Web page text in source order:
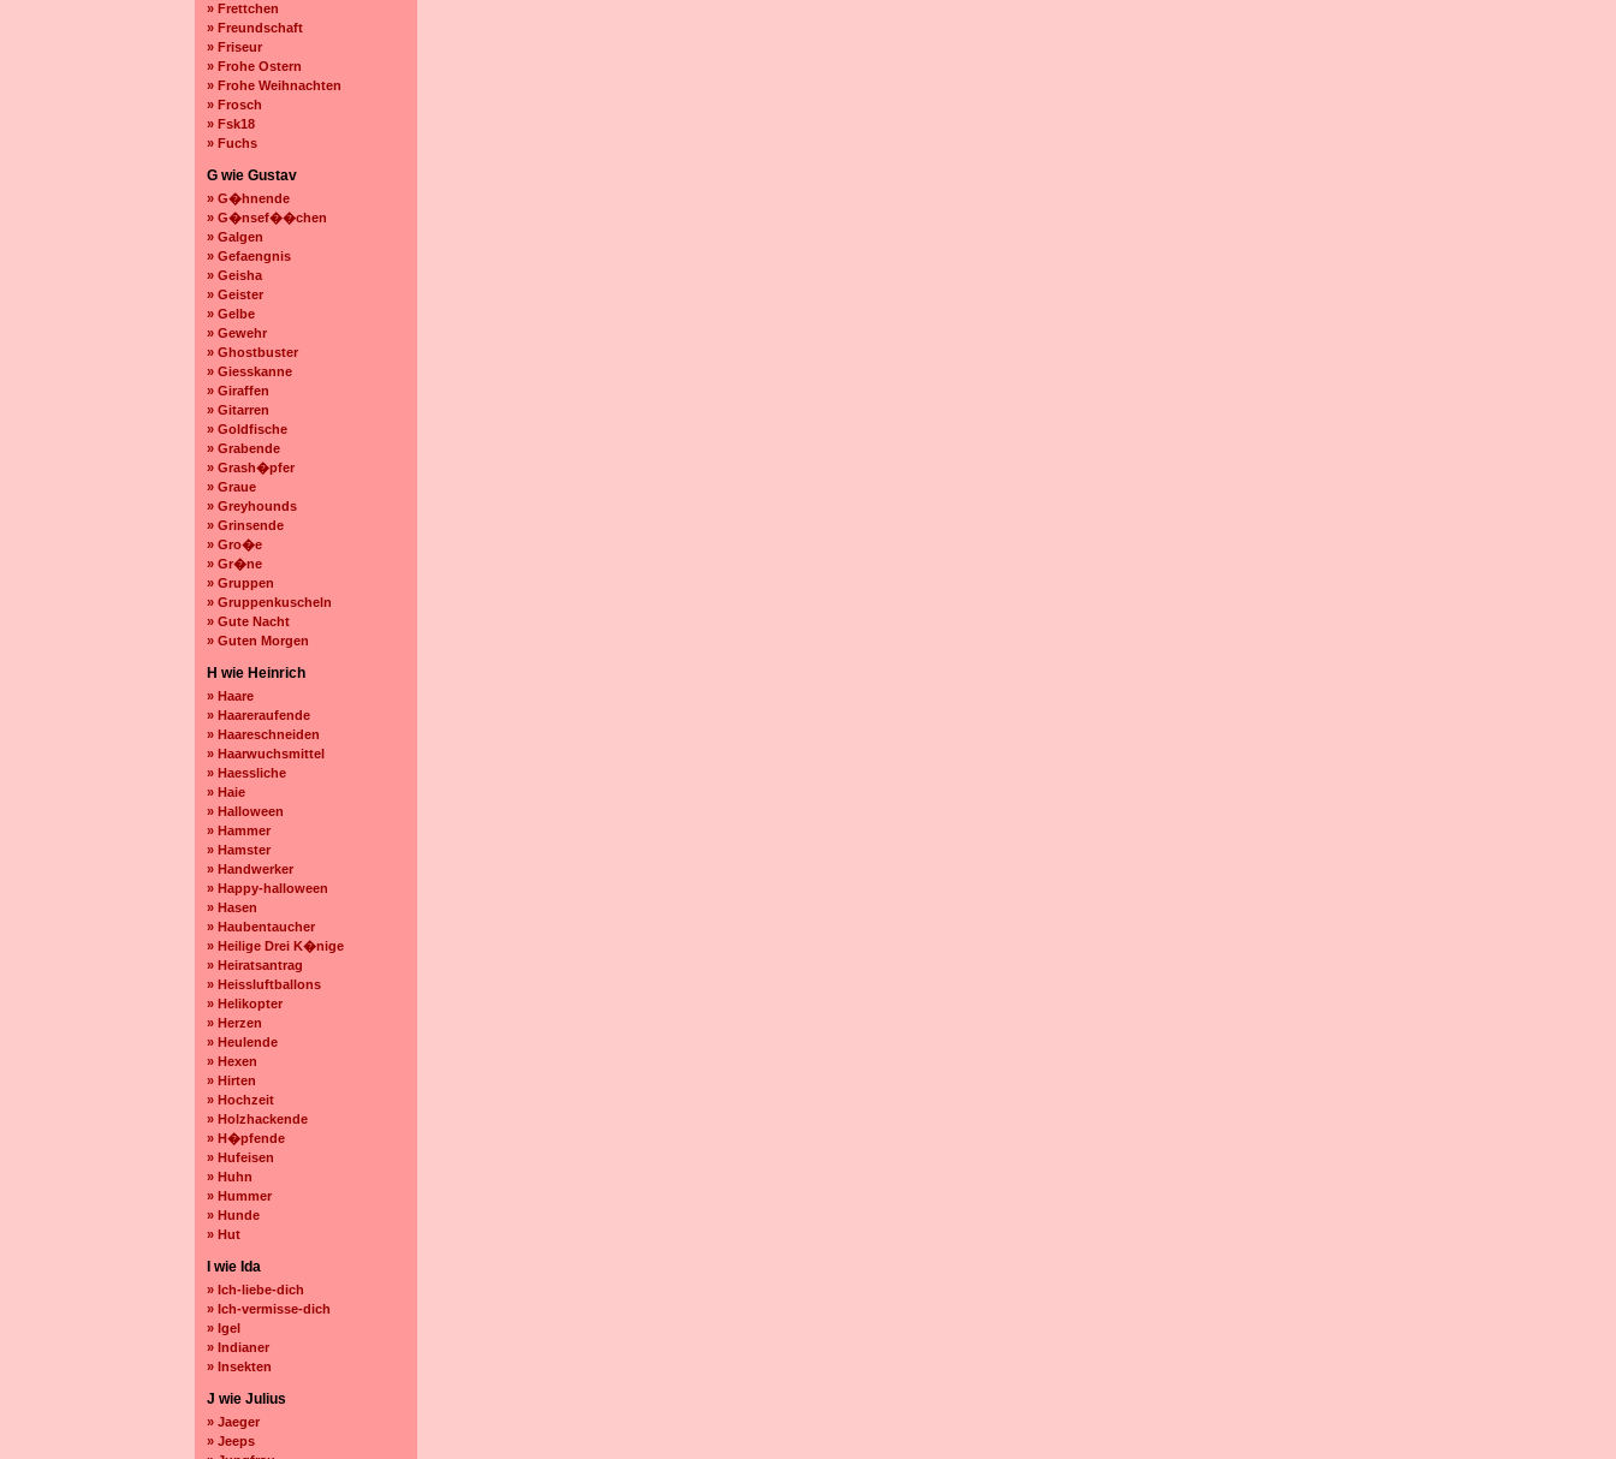
» Frettchen
» Freundschaft
» Friseur
» Frohe Ostern
» Frohe Weihnachten
» Frosch
» Fsk18
» Fuchs
G wie Gustav
» G�hnende
» G�nsef��chen
» Galgen
» Gefaengnis
» Geisha
» Geister
» Gelbe
» Gewehr
» Ghostbuster
» Giesskanne
» Giraffen
» Gitarren
» Goldfische
» Grabende
» Grash�pfer
» Graue
» Greyhounds
» Grinsende
» Gro�e
» Gr�ne
» Gruppen
» Gruppenkuscheln
» Gute Nacht
» Guten Morgen
H wie Heinrich
» Haare
» Haareraufende
» Haareschneiden
» Haarwuchsmittel
» Haessliche
» Haie
» Halloween
» Hammer
» Hamster
» Handwerker
» Happy-halloween
» Hasen
» Haubentaucher
» Heilige Drei K�nige
» Heiratsantrag
» Heissluftballons
» Helikopter
» Herzen
» Heulende
» Hexen
» Hirten
» Hochzeit
» Holzhackende
» H�pfende
» Hufeisen
» Huhn
» Hummer
» Hunde
» Hut
I wie Ida
» Ich-liebe-dich
» Ich-vermisse-dich
» Igel
» Indianer
» Insekten
J wie Julius
» Jaeger
» Jeeps